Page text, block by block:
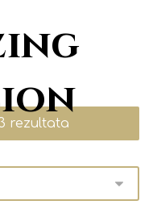
rezultata